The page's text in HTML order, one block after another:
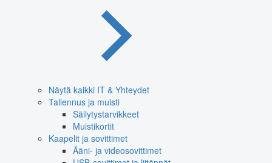
Näytä kaikki IT & Yhteydet
Tallennus ja muisti
Säilytystarvikkeet
Muistikortit
Kaapelit ja sovittimet
Ääni- ja videosovittimet